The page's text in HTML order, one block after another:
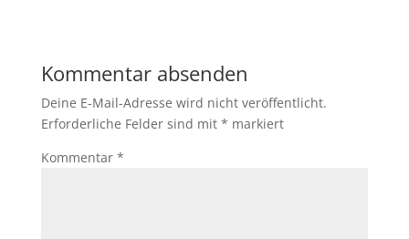
Kommentar absenden
Deine E-Mail-Adresse wird nicht veröffentlicht.
Erforderliche Felder sind mit * markiert
Kommentar *